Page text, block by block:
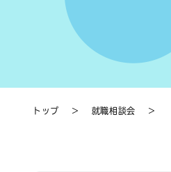
トップ ＞ 就職相談会 ＞